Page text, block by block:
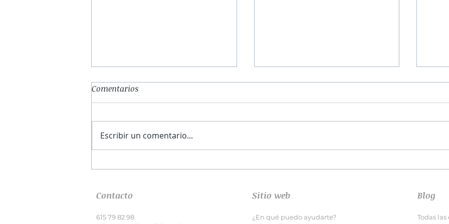
Comentarios
Escribir un comentario...
Contacto
615 79 82 98
Sitio web
¿En qué puedo ayudarte?
Blog
Todas